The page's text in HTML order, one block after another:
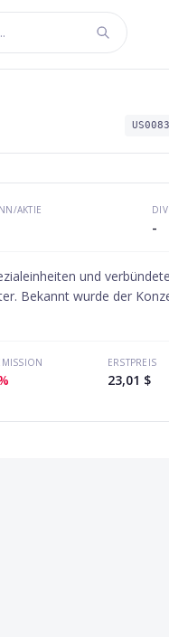
AKTIE
-
und
Bekannt wurde der
ERSTPREIS
23,01 $